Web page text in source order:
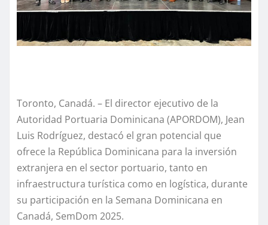
Toronto, Canadá. – El director ejecutivo de la
Autoridad Portuaria Dominicana (APORDOM), Jean
Luis Rodríguez, destacó el gran potencial que
ofrece la República Dominicana para la inversión
extranjera en el sector portuario, tanto en
infraestructura turística como en logística, durante
su participación en la Semana Dominicana en
Canadá, SemDom 2025.